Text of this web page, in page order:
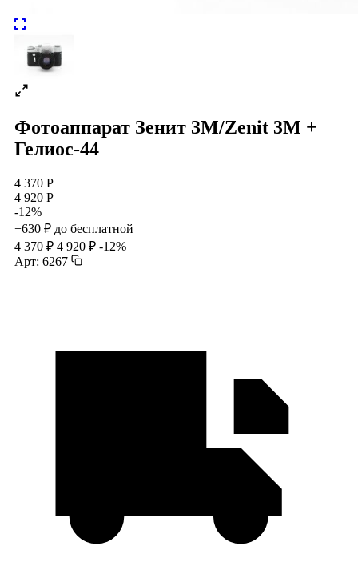
Фотоаппарат Зенит 3М/Zenit 3M +
Гелиос-44
4 370 Р
4 920 Р
-12%
+630 ₽ до бесплатной
4 370 ₽ 4 920 ₽ -12%
Арт: 6267